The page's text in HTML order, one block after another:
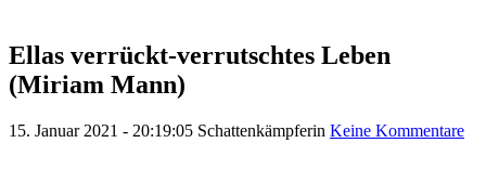
Ellas verrückt-verrutschtes Leben
(Miriam Mann)
15. Januar 2021 - 20:19:05 Schattenkämpferin Keine Kommentare